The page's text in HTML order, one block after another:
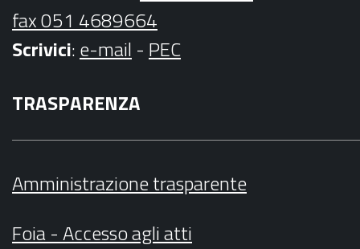
fax 051 4689664
Scrivici:e-mail - PEC
TRASPARENZA
Amministrazione trasparente
Foia - Accesso agli atti